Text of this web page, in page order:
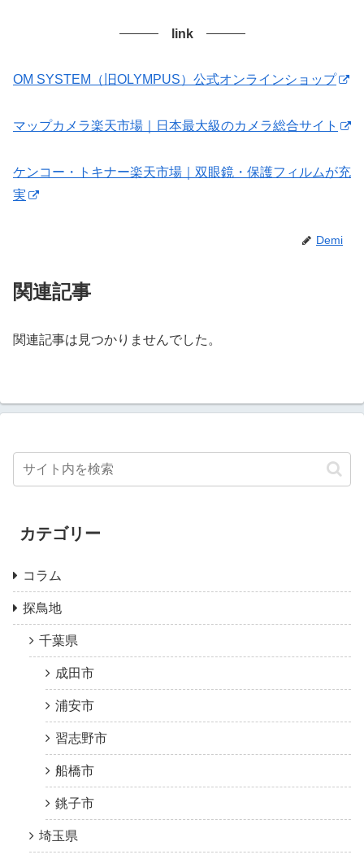
link
OM SYSTEM（旧OLYMPUS）公式オンラインショップ
マップカメラ楽天市場｜日本最大級のカメラ総合サイト
ケンコー・トキナー楽天市場｜双眼鏡・保護フィルムが充
実
Demi
関連記事
関連記事は見つかりませんでした。
カテゴリー
コラム
探鳥地
千葉県
成田市
浦安市
習志野市
船橋市
銚子市
埼玉県